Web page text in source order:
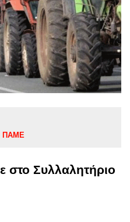
ΠΑΜΕ
στο Συλλαλητήριο